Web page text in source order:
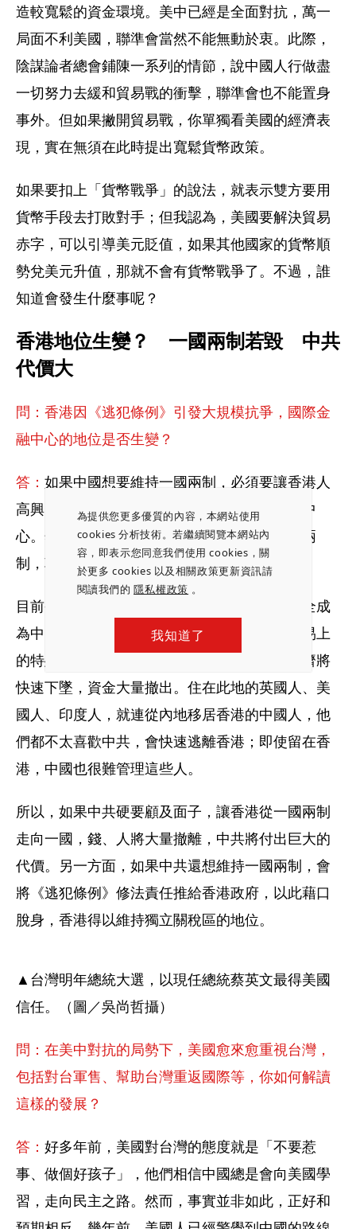
為提供您更多優質的內容，本網站使用
cookies 分析技術。若繼續閱覽本網站內
容，即表示您同意我們使用 cookies，關
於更多 cookies 以及相關政策更新資訊請
閱讀我們的隱私權政策 。
我知道了
造較寬鬆的資金環境。美中已經是全面對抗，萬一
局面不利美國，聯準會當然不能無動於衷。此際，
陰謀論者總會鋪陳一系列的情節，說中國人行做盡
一切努力去緩和貿易戰的衝擊，聯準會也不能置身
事外。但如果撇開貿易戰，你單獨看美國的經濟表
現，實在無須在此時提出寬鬆貨幣政策。
如果要扣上「貨幣戰爭」的說法，就表示雙方要用
貨幣手段去打敗對手；但我認為，美國要解決貿易
赤字，可以引導美元貶值，如果其他國家的貨幣順
勢兌美元升值，那就不會有貨幣戰爭了。不過，誰
知道會發生什麼事呢？
香港地位生變？　一國兩制若毀　中共
代價大
問：香港因《逃犯條例》引發大規模抗爭，國際金
融中心的地位是否生變？
答： 如果中國想要維持一國兩制，必須要讓香港人
高興，不要去改變法令，香港依然是國際金融中
心。然而，香港人已經感覺中國想要放棄一國兩
制，朝向一國發展。
目前香港享有獨立關稅區的待遇，一旦香港完全成
為中國的一部分，美國將收回香港在關稅、貿易上
的特殊待遇，等於雙方撕破臉，到時香港的經濟將
快速下墜，資金大量撤出。住在此地的英國人、美
國人、印度人，就連從內地移居香港的中國人，他
們都不太喜歡中共，會快速逃離香港；即使留在香
港，中國也很難管理這些人。
所以，如果中共硬要顧及面子，讓香港從一國兩制
走向一國，錢、人將大量撤離，中共將付出巨大的
代價。另一方面，如果中共還想維持一國兩制，會
將《逃犯條例》修法責任推給香港政府，以此藉口
脫身，香港得以維持獨立關稅區的地位。
▲台灣明年總統大選，以現任總統蔡英文最得美國
信任。（圖／吳尚哲攝）
問：在美中對抗的局勢下，美國愈來愈重視台灣，
包括對台軍售、幫助台灣重返國際等，你如何解讀
這樣的發展？
答： 好多年前，美國對台灣的態度就是「不要惹
事、做個好孩子」，他們相信中國總是會向美國學
習，走向民主之路。然而，事實並非如此，正好和